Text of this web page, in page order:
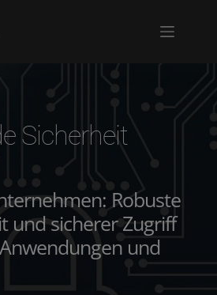
Sicherheit
Robuste
und sicherer Zugriff
und